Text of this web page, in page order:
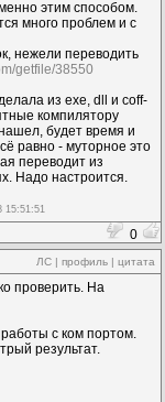
этим способом.
много проблем и с
нежели переводить
getfile/38550
из exe, dll и coff-
компилятору
будет время и
равно - муторное это
переводит из
Надо настроится.
15:51:51
0
ЛС | профиль | цитата
проверить. На
с ком портом.
результат.